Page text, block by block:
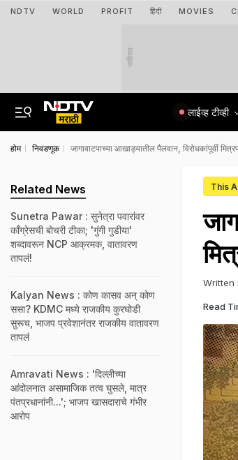
NDTV WORLD PROFIT हिंदी MOVIES
जाहिरात
लाईव्ह टीव्ही
होम निवडणूक जागावाटपाच्या आखाड्यातील पैलवान, विरोधकांपूर्वी
This
Written
Read
Related News
Sunetra Pawar : सुनेत्रा पवारांवर
काँग्रेसची बोचरी टीका; 'गुंगी गुडीया'
शब्दावरून NCP आक्रमक, वातावरण
तापलं!
Kalyan News : कोण कासव अन् कोण
ससा? KDMC मध्ये राजकीय कुरघोडी
सुरूच, भाजप प्रवेशानंतर राजकीय वातावरण
तापलं
Amravati News : 'दिल्लीच्या
आंदोलनात असामाजिक तत्व घुसले, मात्र
पंतप्रधानांनी...'; भाजप खासदाराचे गंभीर
आरोप